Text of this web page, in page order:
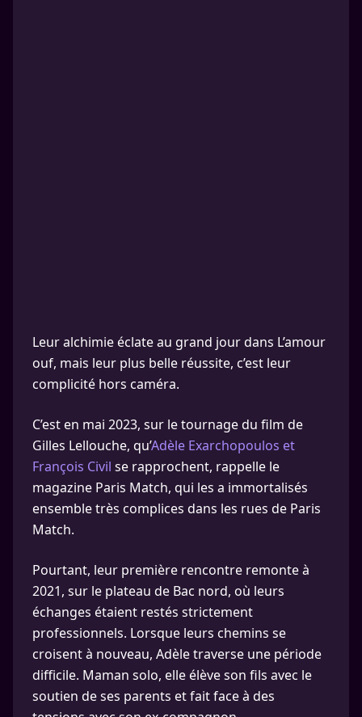
Leur alchimie éclate au grand jour dans L’amour
ouf, mais leur plus belle réussite, c’est leur
complicité hors caméra.
C’est en mai 2023, sur le tournage du film de
Gilles Lellouche, qu’Adèle Exarchopoulos et
François Civil se rapprochent, rappelle le
magazine Paris Match, qui les a immortalisés
ensemble très complices dans les rues de Paris
Match.
Pourtant, leur première rencontre remonte à
2021, sur le plateau de Bac nord, où leurs
échanges étaient restés strictement
professionnels. Lorsque leurs chemins se
croisent à nouveau, Adèle traverse une période
difficile. Maman solo, elle élève son fils avec le
soutien de ses parents et fait face à des